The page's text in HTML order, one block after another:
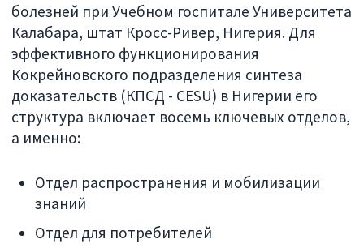
болезней при Учебном госпитале Университета
Калабара, штат Кросс-Ривер, Нигерия. Для
эффективного функционирования
Кокрейновского подразделения синтеза
доказательств (КПСД - CESU) в Нигерии его
структура включает восемь ключевых отделов,
а именно:
Отдел распространения и мобилизации
знаний
Отдел для потребителей